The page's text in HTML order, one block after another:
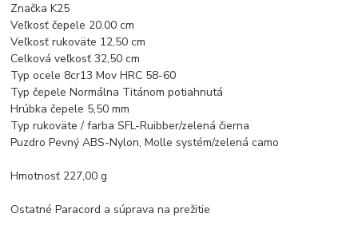
Značka K25
Veľkosť čepele 20.00 cm
Veľkosť rukoväte 12,50 cm
Celková veľkosť 32,50 cm
Typ ocele 8cr13 Mov HRC 58-60
Typ čepele Normálna Titánom potiahnutá
Hrúbka čepele 5,50 mm
Typ rukoväte / farba SFL-Ruibber/zelená čierna
Puzdro Pevný ABS-Nylon, Molle systém/zelená camo
Hmotnosť 227,00 g
Ostatné Paracord a súprava na prežitie